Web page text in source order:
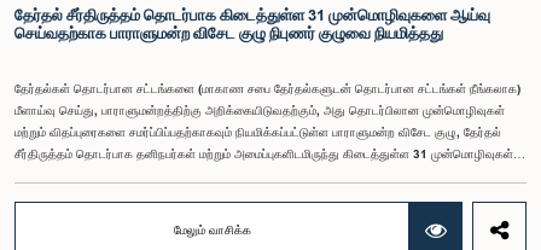
தேர்தல் சீர்திருத்தம் தொடர்பாக கிடைத்துள்ள 31 முன்மொழிவுகளை ஆய்வு
செய்வதற்காக பாராளுமன்ற விசேட குழு நிபுணர் குழுவை நியமித்தது
தேர்தல்கள் தொடர்பான சட்டங்களை (மாகாண சபை தேர்தல்களுடன் தொடர்பான சட்டங்கள் நீங்கலாக)
மீளாய்வு செய்து, பாராளுமன்றத்திற்கு அறிக்கையிடுவதற்கும், அது தொடர்பிலான முன்மொழிவுகள்
மற்றும் விதப்புரைகளை சமர்ப்பிப்பதற்காகவும் நியமிக்கப்பட்டுள்ள பாராளுமன்ற விசேட குழு, தேர்தல்
சீர்திருத்தம் தொடர்பாக தனிநபர்கள் மற்றும் அமைப்புகளிடமிருந்து கிடைத்துள்ள 31 முன்மொழிவுகள்
நியமித்துள்ளது.கௌரவ பொது நிர்வாக, மாகாண சபைகள் மற்றும் உள்ளூராட்சி அமைச்சர் பேராசிரியர்
ஏ.எச்.எம்.எச்.அபயரத்ன அவர்கள் தலைமையில் அண்மையில் பாராளுமன்றத்தில் நடைபெற்ற குறித்த
மேலும் வாசிக்க